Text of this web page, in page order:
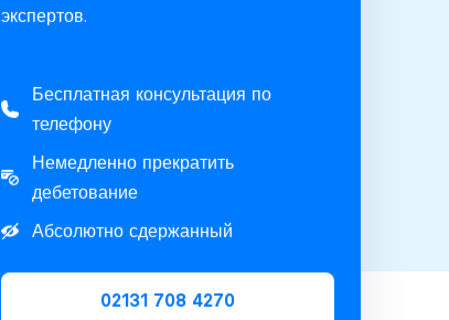
экспертов.
Бесплатная консультация по
телефону
Немедленно прекратить
дебетование
Абсолютно сдержанный
02131 708 4270